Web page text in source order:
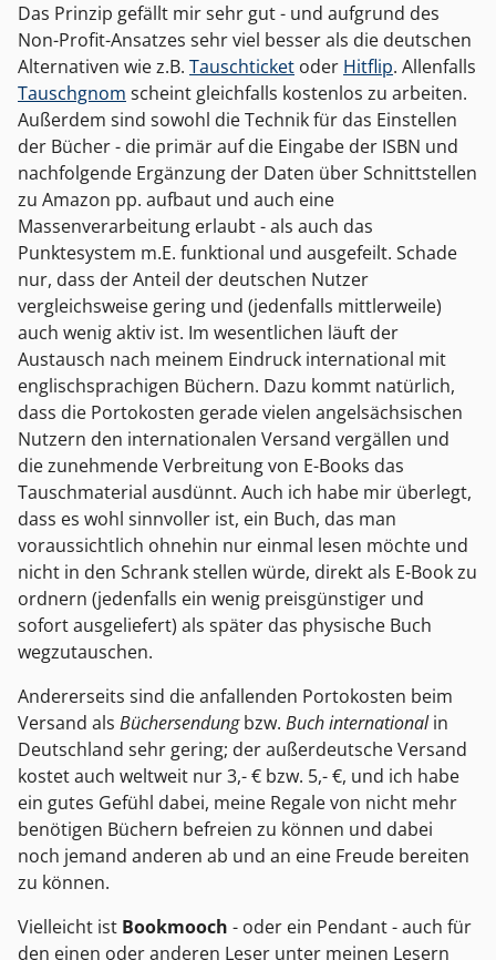
Das Prinzip gefällt mir sehr gut - und aufgrund des
Non-Profit-Ansatzes sehr viel besser als die deutschen
Alternativen wie z.B. Tauschticket oder Hitflip. Allenfalls
Tauschgnom scheint gleichfalls kostenlos zu arbeiten.
Außerdem sind sowohl die Technik für das Einstellen
der Bücher - die primär auf die Eingabe der ISBN und
nachfolgende Ergänzung der Daten über Schnittstellen
zu Amazon pp. aufbaut und auch eine
Massenverarbeitung erlaubt - als auch das
Punktesystem m.E. funktional und ausgefeilt. Schade
nur, dass der Anteil der deutschen Nutzer
vergleichsweise gering und (jedenfalls mittlerweile)
auch wenig aktiv ist. Im wesentlichen läuft der
Austausch nach meinem Eindruck international mit
englischsprachigen Büchern. Dazu kommt natürlich,
dass die Portokosten gerade vielen angelsächsischen
Nutzern den internationalen Versand vergällen und
die zunehmende Verbreitung von E-Books das
Tauschmaterial ausdünnt. Auch ich habe mir überlegt,
dass es wohl sinnvoller ist, ein Buch, das man
voraussichtlich ohnehin nur einmal lesen möchte und
nicht in den Schrank stellen würde, direkt als E-Book zu
ordnern (jedenfalls ein wenig preisgünstiger und
sofort ausgeliefert) als später das physische Buch
wegzutauschen.
Andererseits sind die anfallenden Portokosten beim
Versand als Büchersendungbzw. Buch internationalin
Deutschland sehr gering; der außerdeutsche Versand
kostet auch weltweit nur 3,- € bzw. 5,- €, und ich habe
ein gutes Gefühl dabei, meine Regale von nicht mehr
benötigen Büchern befreien zu können und dabei
noch jemand anderen ab und an eine Freude bereiten
zu können.
Vielleicht ist Bookmooch - oder ein Pendant - auch für
den einen oder anderen Leser unter meinen Lesern